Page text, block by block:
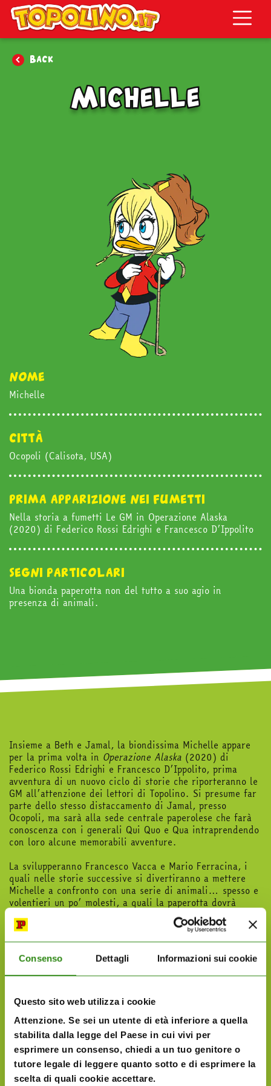
Consenso Dettagli Informazioni sui cookie
Questo sito web utilizza i cookie
Attenzione. Se sei un utente di età inferiore a quella
stabilita dalla legge del Paese in cui vivi per
esprimere un consenso, chiedi a un tuo genitore o
tutore legale di leggere quanto sotto e di esprimere la
scelta di quali cookie accettare.
Topolino.it
in edicola
mondo fumetto
news & eventi
Cerca
abbonati
Facebook
Instagram
Twitter
Back
Michelle
nome
Michelle
città
Ocopoli (Calisota, USA)
prima apparizione nei fumetti
Nella storia a fumetti Le GM in Operazione Alaska
(2020) di Federico Rossi Edrighi e Francesco D’Ippolito
segni particolari
Una bionda paperotta non del tutto a suo agio in
presenza di animali.
Insieme a Beth e Jamal, la biondissima Michelle appare
per la prima volta in Operazione Alaska (2020) di
Federico Rossi Edrighi e Francesco D’Ippolito, prima
avventura di un nuovo ciclo di storie che riporteranno le
GM all’attenzione dei lettori di Topolino. Si presume far
parte dello stesso distaccamento di Jamal, presso
Ocopoli, ma sarà alla sede centrale paperolese che farà
conoscenza con i generali Qui Quo e Qua intraprendendo
con loro alcune memorabili avventure.
La svilupperanno Francesco Vacca e Mario Ferracina, i
quali nelle storie successive si divertiranno a mettere
Michelle a confronto con una serie di animali… spesso e
volentieri un po’ molesti, a quali la paperotta dovrà
abituarsi. Michelle non è in effetti del tutto a suo agio in
loro presenza, ma proprio per questa sua naturale
distanza si vedrà spesso appioppare l’incarico di tener
d’occhio la fauna locale dei diversi biomi visitati dai
ragazzi.
Eppure inaspettatamente in una delle ultime avventure
debole… per i grifoni.
Il fatto che non esistano, in effetti, depone a loro
favore.